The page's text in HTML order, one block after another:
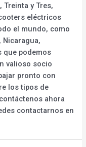
Treinta y Tres,
eléctricos
el mundo, como
Nicaragua,
que podemos
valioso socio
pronto con
los tipos de
ahora
contactarnos en